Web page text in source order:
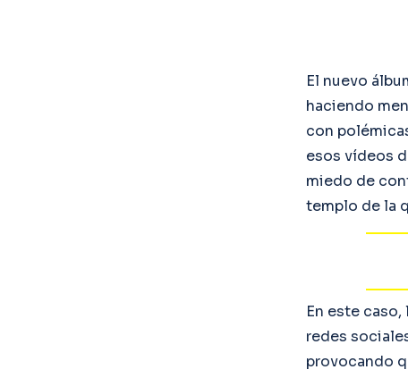
El nuevo
haciendo
con
esos vídeos
miedo de
templo de la
En este
redes
provocando